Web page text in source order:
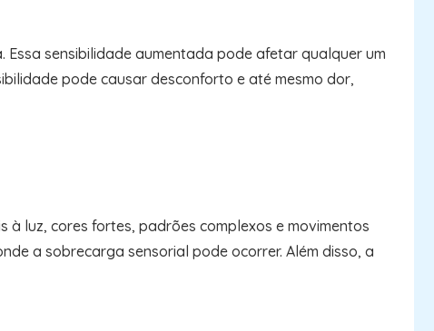
sensibilidade aumentada pode afetar qualquer um
pode causar desconforto e até mesmo dor,
à luz, cores fortes, padrões complexos e movimentos
a sobrecarga sensorial pode ocorrer. Além disso, a